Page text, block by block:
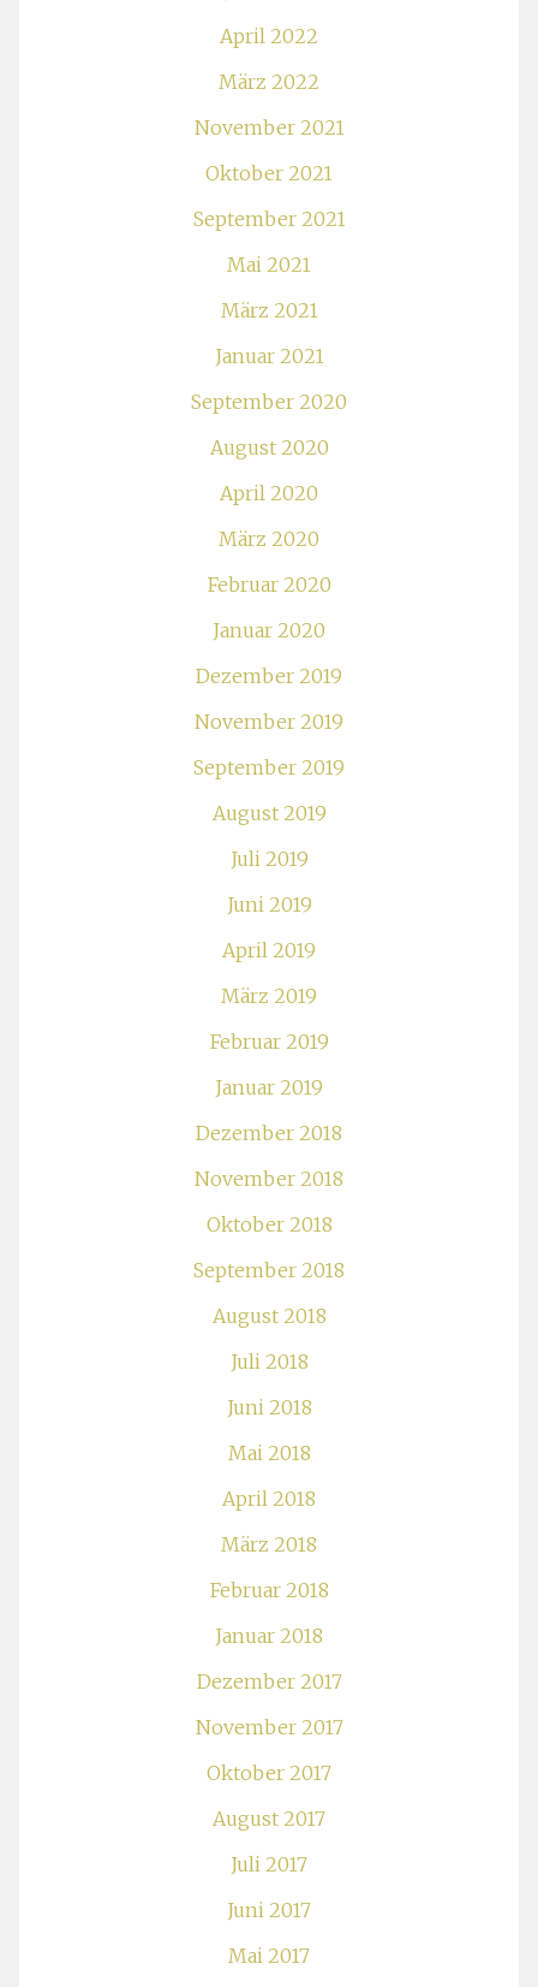
April 2022
März 2022
November 2021
Oktober 2021
September 2021
Mai 2021
März 2021
Januar 2021
September 2020
August 2020
April 2020
März 2020
Februar 2020
Januar 2020
Dezember 2019
November 2019
September 2019
August 2019
Juli 2019
Juni 2019
April 2019
März 2019
Februar 2019
Januar 2019
Dezember 2018
November 2018
Oktober 2018
September 2018
August 2018
Juli 2018
Juni 2018
Mai 2018
April 2018
März 2018
Februar 2018
Januar 2018
Dezember 2017
November 2017
Oktober 2017
August 2017
Juli 2017
Juni 2017
Mai 2017